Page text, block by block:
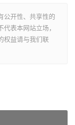
公开性、共享性的
表本网站立场，
权益请与我们联